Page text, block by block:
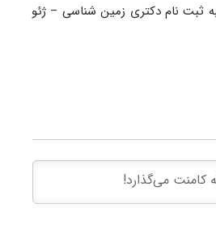
ثبت نام دکتری زمین شناسی – ژئو